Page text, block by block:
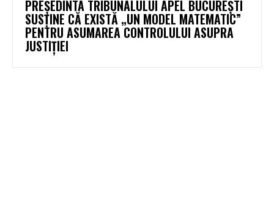
PREȘEDINTA TRIBUNALULUI APEL BUCUREȘTI
SUSȚINE CĂ EXISTĂ „UN MODEL MATEMATIC”
PENTRU ASUMAREA CONTROLULUI ASUPRA
JUSTIȚIEI